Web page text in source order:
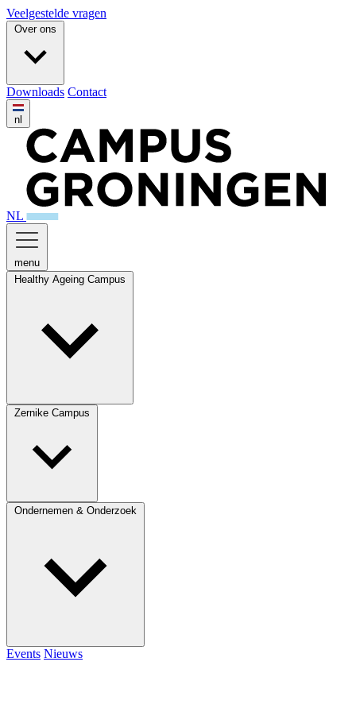
Veelgestelde vragen
Over ons
Downloads Contact
nl
NL
menu
Healthy Ageing Campus
Zernike Campus
Ondernemen & Onderzoek
Events Nieuws